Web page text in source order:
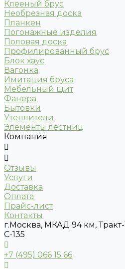
Клееный брус
Необрезная доска
Планкен
Погонажные изделия
Половая доска
Профилированный брус
Блок хаус
Вагонка
Имитация бруса
Мебельный щит
Фанера
Бытовки
Утеплители
Элементы лестниц
Компания
Отзывы
Услуги
Доставка
Оплата
Прайс-лист
Контакты
г.Москва, МКАД 94 км,
С-135
+7 (495) 066 15 66